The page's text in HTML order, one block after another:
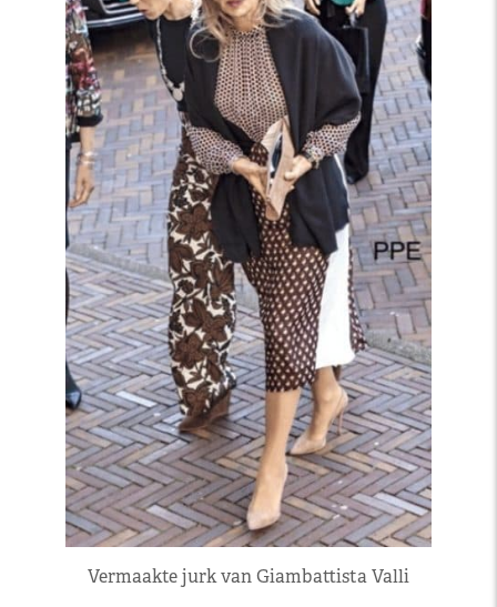
Vermaakte jurk van Giambattista Valli